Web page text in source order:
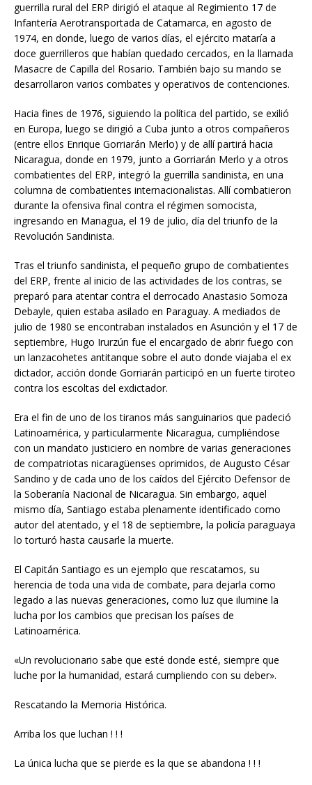
guerrilla rural del ERP dirigió el ataque al Regimiento 17 de
Infantería Aerotransportada de Catamarca, en agosto de
1974, en donde, luego de varios días, el ejército mataría a
doce guerrilleros que habían quedado cercados, en la llamada
Masacre de Capilla del Rosario. También bajo su mando se
desarrollaron varios combates y operativos de contenciones.
Hacia fines de 1976, siguiendo la política del partido, se exilió
en Europa, luego se dirigió a Cuba junto a otros compañeros
(entre ellos Enrique Gorriarán Merlo) y de allí partirá hacia
Nicaragua, donde en 1979, junto a Gorriarán Merlo y a otros
combatientes del ERP, integró la guerrilla sandinista, en una
columna de combatientes internacionalistas. Allí combatieron
durante la ofensiva final contra el régimen somocista,
ingresando en Managua, el 19 de julio, día del triunfo de la
Revolución Sandinista.
Tras el triunfo sandinista, el pequeño grupo de combatientes
del ERP, frente al inicio de las actividades de los contras, se
preparó para atentar contra el derrocado Anastasio Somoza
Debayle, quien estaba asilado en Paraguay. A mediados de
julio de 1980 se encontraban instalados en Asunción y el 17 de
septiembre, Hugo Irurzún fue el encargado de abrir fuego con
un lanzacohetes antitanque sobre el auto donde viajaba el ex
dictador, acción donde Gorriarán participó en un fuerte tiroteo
contra los escoltas del exdictador.
Era el fin de uno de los tiranos más sanguinarios que padeció
Latinoamérica, y particularmente Nicaragua, cumpliéndose
con un mandato justiciero en nombre de varias generaciones
de compatriotas nicaragüenses oprimidos, de Augusto César
Sandino y de cada uno de los caídos del Ejército Defensor de
la Soberanía Nacional de Nicaragua. Sin embargo, aquel
mismo día, Santiago estaba plenamente identificado como
autor del atentado, y el 18 de septiembre, la policía paraguaya
lo torturó hasta causarle la muerte.
El Capitán Santiago es un ejemplo que rescatamos, su
herencia de toda una vida de combate, para dejarla como
legado a las nuevas generaciones, como luz que ilumine la
lucha por los cambios que precisan los países de
Latinoamérica.
«Un revolucionario sabe que esté donde esté, siempre que
luche por la humanidad, estará cumpliendo con su deber».
Rescatando la Memoria Histórica.
Arriba los que luchan ! ! !
La única lucha que se pierde es la que se abandona ! ! !